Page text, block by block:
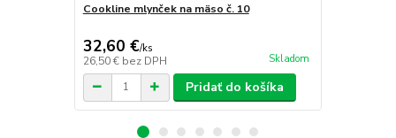
Cookline mlynček na mäso č. 10
32,60 €/ks
26,50 € bez DPH Skladom
Pridať do košíka